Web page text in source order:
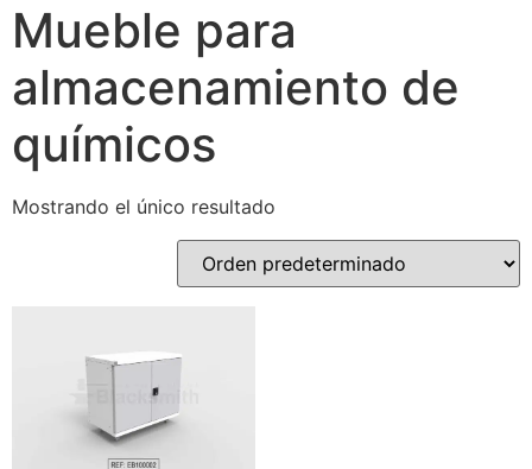
Mueble para
almacenamiento de
químicos
Mostrando el único resultado